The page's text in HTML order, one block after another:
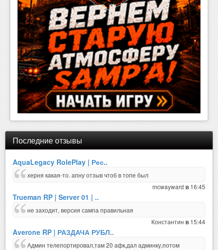
Последние отзывы
AquaLegacy RolePlay | Рес..
херня какая-то. апну отзыв чтоб в топе был
mcwayward в 16:45
Trueman RP | Server 01 | ..
не заходит, версия сампа правильная
Константин в 15:44
Averone RP | РАЗДАЧА РУБЛ..
Админ телепортировал,там 20 афк,дал админку,потом